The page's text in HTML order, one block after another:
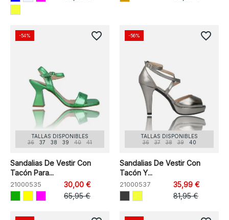
TALLAS DISPONIBLES
36
37 38 39 40 41
Sandalias De Vestir Con
Tacón Para...
21000535
30,00 €
65,95 €
-54% favorite_border
TALLAS DISPONIBLES
36
37 38 39 40
Sandalias De Vestir Con
Tacón Y...
21000537
35,99 €
81,95 €
-56% favorite_border